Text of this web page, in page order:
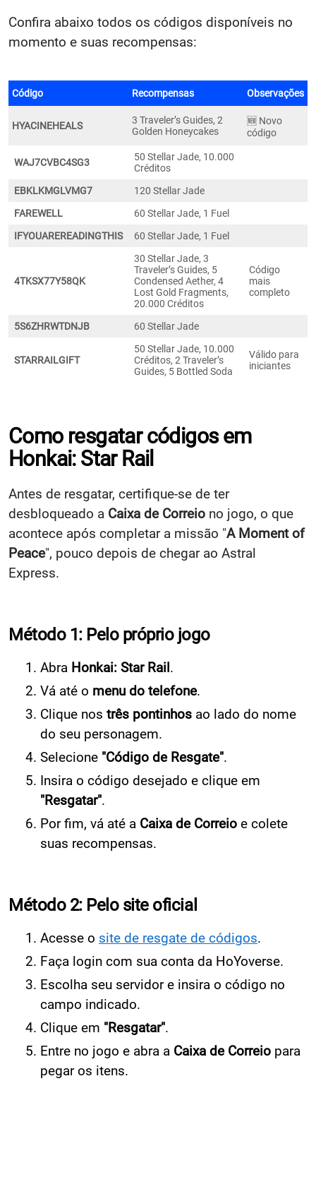
Confira abaixo todos os códigos disponíveis no
momento e suas recompensas:
Código Recompensas Observações
HYACINEHEALS
3 Traveler’s Guides, 2
Golden Honeycakes
🆕 Novo
código
WAJ7CVBC4SG3
50 Stellar Jade, 10.000
Créditos
EBKLKMGLVMG7
120 Stellar Jade
FAREWELL
60 Stellar Jade, 1 Fuel
IFYOUAREREADINGTHIS
60 Stellar Jade, 1 Fuel
4TKSX77Y58QK
30 Stellar Jade, 3
Traveler’s Guides, 5
Condensed Aether, 4
Lost Gold Fragments,
20.000 Créditos
Código
mais
completo
5S6ZHRWTDNJB 60 Stellar Jade
STARRAILGIFT
50 Stellar Jade, 10.000
Créditos, 2 Traveler’s
Guides, 5 Bottled Soda
Válido para
iniciantes
Como resgatar códigos em
Honkai: Star Rail
Antes de resgatar, certifique-se de ter
desbloqueado a Caixa de Correio no jogo, o que
acontece após completar a missão "A Moment of
Peace", pouco depois de chegar ao Astral
Express.
Método 1: Pelo próprio jogo
Abra Honkai: Star Rail.
Vá até o menu do telefone.
Clique nos três pontinhos ao lado do nome
do seu personagem.
Selecione "Código de Resgate".
Insira o código desejado e clique em
"Resgatar".
Por fim, vá até a Caixa de Correio e colete
suas recompensas.
Método 2: Pelo site oficial
Acesse o site de resgate de códigos.
Faça login com sua conta da HoYoverse.
Escolha seu servidor e insira o código no
campo indicado.
Clique em "Resgatar".
Entre no jogo e abra a Caixa de Correio para
pegar os itens.